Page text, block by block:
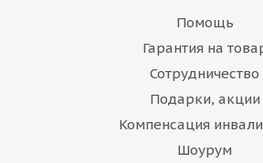
Помощь
Гарантия на
Сотрудничество
Подарки, акции
Компенсация
Шоурум